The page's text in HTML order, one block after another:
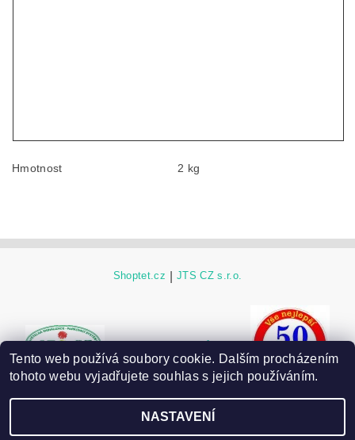
Hmotnost 2 kg
Shoptet.cz JTS CZ s.r.o.
2026 ©JTS CZ s.r.o. - ESHOP, všechna práva vyhrazena
Tento web používá soubory cookie. Dalším procházením
tohoto webu vyjadřujete souhlas s jejich používáním.
NASTAVENÍ